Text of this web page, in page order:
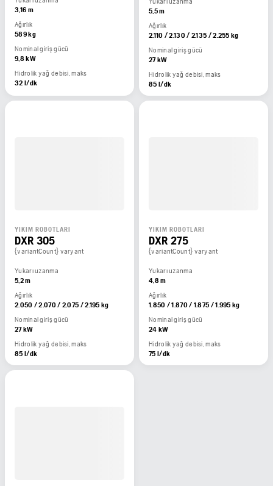
3,16 m
Ağırlık
589 kg
Nominal giriş gücü
9,8 kW
Hidrolik yağ debisi, maks
32 l/dk
5,5 m
Ağırlık
2.110 / 2.130 / 2.135 / 2.255 kg
Nominal giriş gücü
27 kW
Hidrolik yağ debisi, maks
85 l/dk
YIKIM ROBOTLARI
DXR 305
{variantCount} varyant
Yukarı uzanma
5,2 m
Ağırlık
2.050 / 2.070 / 2.075 / 2.195 kg
Nominal giriş gücü
27 kW
Hidrolik yağ debisi, maks
85 l/dk
YIKIM ROBOTLARI
DXR 275
{variantCount} varyant
Yukarı uzanma
4,8 m
Ağırlık
1.850 / 1.870 / 1.875 / 1.995 kg
Nominal giriş gücü
24 kW
Hidrolik yağ debisi, maks
75 l/dk